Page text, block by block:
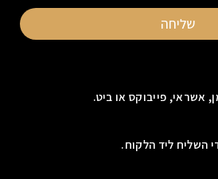
שליחה
אשראי, פייבוקס או ביט.
השליח ליד הלקוח.